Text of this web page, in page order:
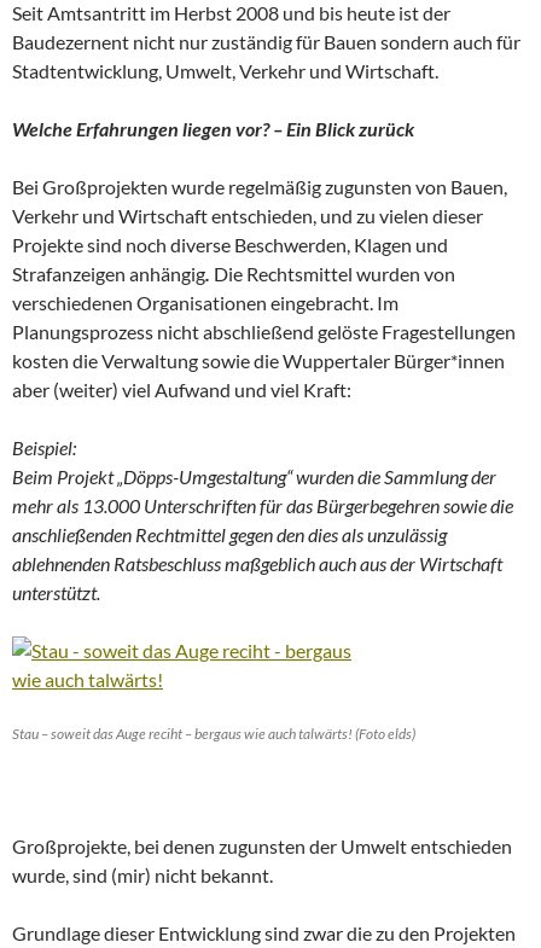
Seit Amtsantritt im Herbst 2008 und bis heute ist der
Baudezernent nicht nur zuständig für Bauen sondern auch für
Stadtentwicklung, Umwelt, Verkehr und Wirtschaft.
Welche Erfahrungen liegen vor? – Ein Blick zurück
Bei Großprojekten wurde regelmäßig zugunsten von Bauen,
Verkehr und Wirtschaft entschieden, und zu vielen dieser
Projekte sind noch diverse Beschwerden, Klagen und
Strafanzeigen anhängig. Die Rechtsmittel wurden von
verschiedenen Organisationen eingebracht. Im
Planungsprozess nicht abschließend gelöste Fragestellungen
kosten die Verwaltung sowie die Wuppertaler Bürger*innen
aber (weiter) viel Aufwand und viel Kraft:
Beispiel:
Beim Projekt „Döpps-Umgestaltung“ wurden die Sammlung der
mehr als 13.000 Unterschriften für das Bürgerbegehren sowie die
anschließenden Rechtmittel gegen den dies als unzulässig
ablehnenden Ratsbeschluss maßgeblich auch aus der Wirtschaft
unterstützt.
Stau – soweit das Auge reciht – bergaus wie auch talwärts! (Foto elds)
Großprojekte, bei denen zugunsten der Umwelt entschieden
wurde, sind (mir) nicht bekannt.
Grundlage dieser Entwicklung sind zwar die zu den Projekten